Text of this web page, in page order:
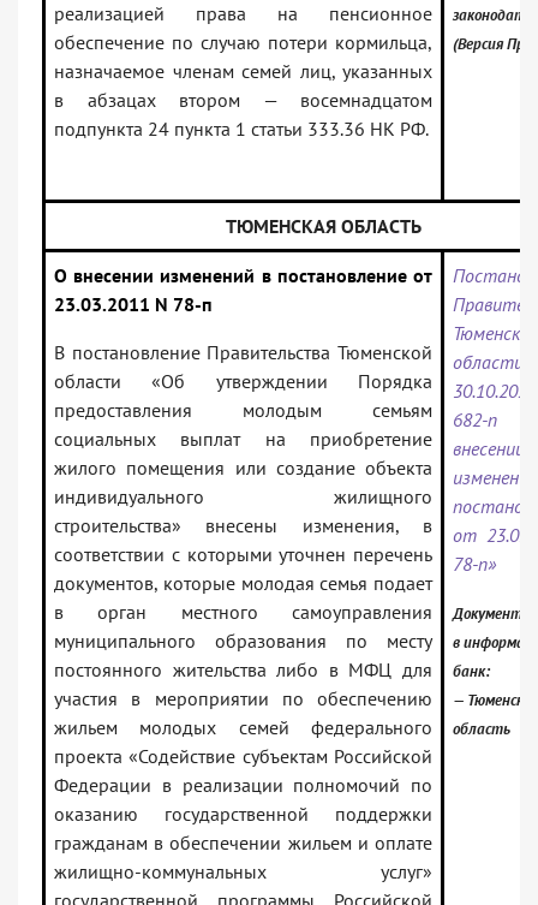
реализацией права на пенсионное
обеспечение по случаю потери кормильца,
назначаемое членам семей лиц, указанных
в абзацах втором — восемнадцатом
подпункта 24 пункта 1 статьи 333.36 НК РФ.
(Версия
ТЮМЕНСКАЯ ОБЛАСТЬ
О внесении изменений в постановление от
23.03.2011 N 78-п
В постановление Правительства Тюменской
области «Об утверждении Порядка
предоставления молодым семьям
социальных выплат на приобретение
жилого помещения или создание объекта
индивидуального жилищного
строительства» внесены изменения, в
соответствии с которыми уточнен перечень
документов, которые молодая семья подает
в орган местного самоуправления
муниципального образования по месту
постоянного жительства либо в МФЦ для
участия в мероприятии по обеспечению
жильем молодых семей федерального
проекта «Содействие субъектам Российской
Федерации в реализации полномочий по
оказанию государственной поддержки
гражданам в обеспечении жильем и оплате
жилищно-коммунальных услуг»
Тюменской
682-
внесении
от
78-п»
Документ
в
банк:
— Тюменская
область